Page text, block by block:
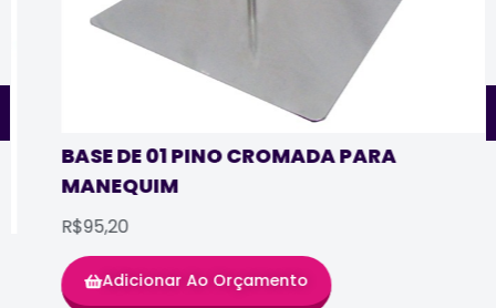
BASE DE 01 PINO CROMADA PARA
MANEQUIM
R$95,20
Adicionar Ao Orçamento